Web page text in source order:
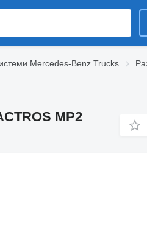
Mercedes-Benz Trucks
MP2